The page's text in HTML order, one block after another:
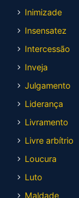
Inimizade
Insensatez
Intercessão
Inveja
Julgamento
Liderança
Livramento
Livre arbítrio
Loucura
Luto
Maldade